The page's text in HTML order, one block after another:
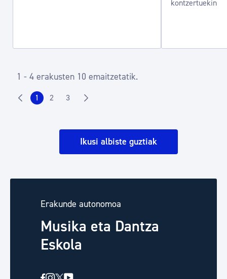
kontzertuekin
1 - 4 erakusten 10 emaitzetatik.
1 2 3
Ikusi albiste guztiak
Erakunde autonomoa
Musika eta Dantza
Eskola